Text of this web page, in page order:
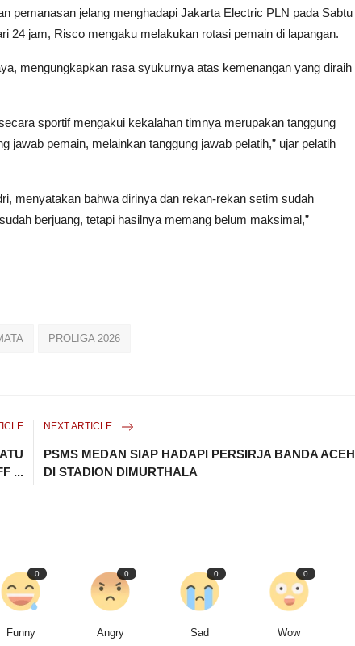
pemanasan jelang menghadapi Jakarta Electric PLN pada Sabtu
24 jam, Risco mengaku melakukan rotasi pemain di lapangan.
mengungkapkan rasa syukurnya atas kemenangan yang diraih
sportif mengakui kekalahan timnya merupakan tanggung
jawab pemain, melainkan tanggung jawab pelatih,” ujar pelatih
menyatakan bahwa dirinya dan rekan-rekan setim sudah
berjuang, tetapi hasilnya memang belum maksimal,”
PROLIGA 2026
...
NEXT ARTICLE
PSMS MEDAN SIAP HADAPI PERSIRJA BANDA ACEH
DI STADION DIMURTHALA
0
Funny
0
Angry
0
Sad
0
Wow